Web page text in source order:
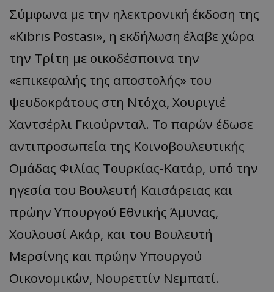
Σύμφωνα με την ηλεκτρονική έκδοση της
«Kıbrıs Postası», η εκδήλωση έλαβε χώρα
την Τρίτη με οικοδέσποινα την
«επικεφαλής της αποστολής» του
ψευδοκράτους στη Ντόχα, Χουριγιέ
Χαντσέρλι Γκιούρνταλ. Το παρών έδωσε
αντιπροσωπεία της Κοινοβουλευτικής
Ομάδας Φιλίας Τουρκίας-Κατάρ, υπό την
ηγεσία του Βουλευτή Καισάρειας και
πρώην Υπουργού Εθνικής Άμυνας,
Χουλουσί Ακάρ, και του Βουλευτή
Μερσίνης και πρώην Υπουργού
Οικονομικών, Νουρεττίν Νεμπατί.